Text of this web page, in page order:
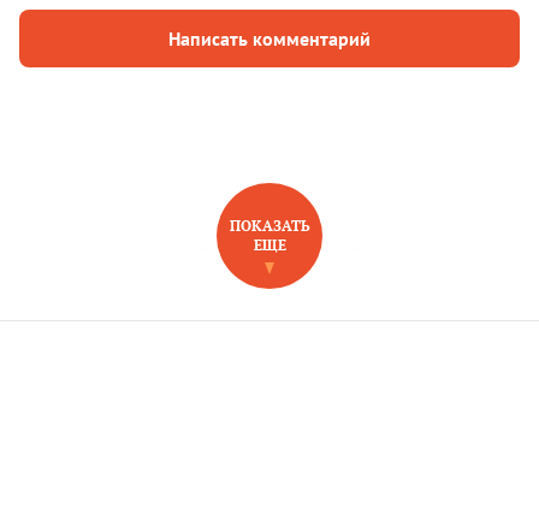
Написать комментарий
НОВОЕ НА САЙТЕ
ПОКАЗАТЬ
ЕЩЕ